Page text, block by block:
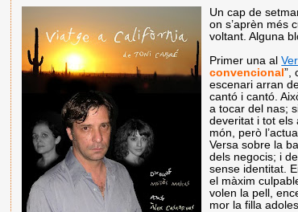
Un cap de
on s’aprèn més
voltant. Alguna
Primer una al
convencional”,
escenari arran
cantó i cantó.
a tocar del nas;
deveritat i tot els
món, però
Versa sobre la
dels negocis; i
sense identitat.
el màxim
volen la pell,
mor la filla